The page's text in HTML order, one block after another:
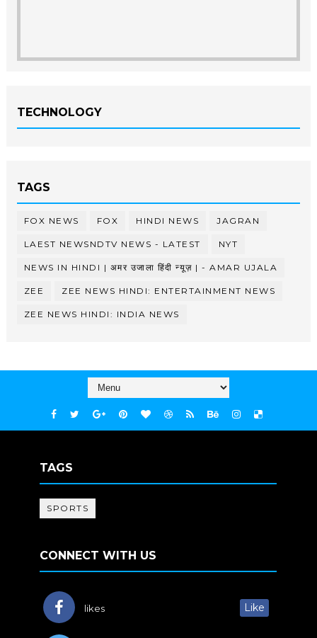
TECHNOLOGY
TAGS
FOX NEWS FOX HINDI NEWS JAGRAN
LAEST NEWSNDTV NEWS - LATEST NYT
NEWS IN HINDI | अमर उजाला हिंदी न्यूज़ | - AMAR UJALA
ZEE ZEE NEWS HINDI: ENTERTAINMENT NEWS
ZEE NEWS HINDI: INDIA NEWS
TAGS
SPORTS
CONNECT WITH US
likes Like